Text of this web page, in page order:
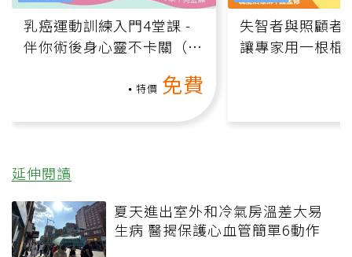
乳癌運動訓練入門4堂課 -
伴你術後身心靈不卡關（線
特價 免費
失智者與照顧者
讓專家用一根棍
延伸閱讀
夏天進出室外和冷氣房溫差大易
生病 醫揭保護心血管簡單6動作